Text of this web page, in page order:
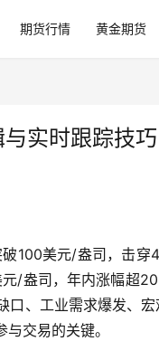
期货行情 黄金期货
实时跟踪技巧
100美元/盎司，击穿
/盎司，年内涨幅超
口、工业需求爆发、
交易的关键。